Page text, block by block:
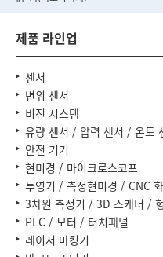
제품 라인업
센서
변위 센서
비전 시스템
유량 센서 / 압력 센서 / 온도
안전 기기
현미경 / 마이크로스코프
투영기 / 측정현미경 / CNC
3차원 측정기 / 3D 스캐너 /
PLC / 모터 / 터치패널
레이저 마킹기